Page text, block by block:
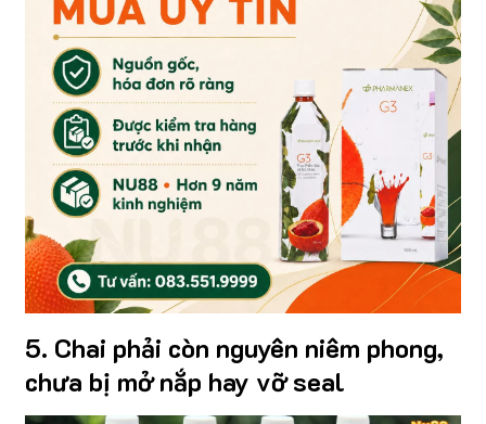
5. Chai phải còn nguyên niêm phong,
chưa bị mở nắp hay vỡ seal